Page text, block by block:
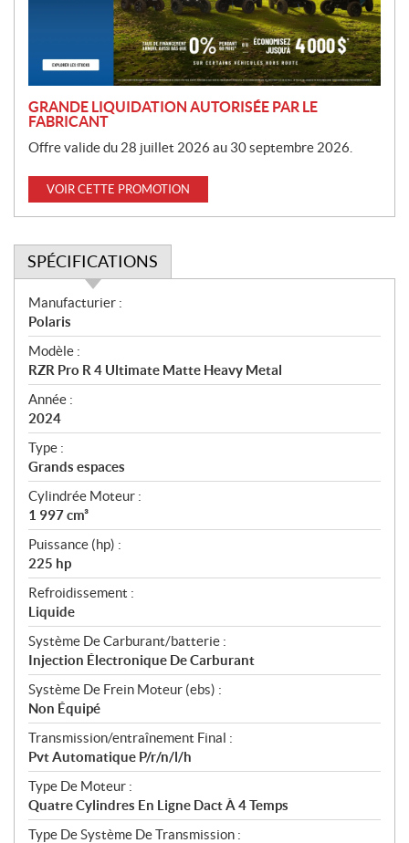
GRANDE LIQUIDATION AUTORISÉE PAR LE
FABRICANT
Offre valide du 28 juillet 2026 au 30 septembre 2026.
VOIR CETTE PROMOTION
SPÉCIFICATIONS
S
p
é
c
i
f
i
c
a
t
i
o
n
s
Manufacturier :
Polaris
Modèle :
RZR Pro R 4 Ultimate Matte Heavy Metal
Année :
2024
Type :
Grands espaces
Cylindrée Moteur :
1 997 cm³
Puissance (hp) :
225 hp
Refroidissement :
Liquide
Système De Carburant/batterie :
Injection Électronique De Carburant
Système De Frein Moteur (ebs) :
Non Équipé
Transmission/entraînement Final :
Pvt Automatique P/r/n/l/h
Type De Moteur :
Quatre Cylindres En Ligne Dact À 4 Temps
Type De Système De Transmission :